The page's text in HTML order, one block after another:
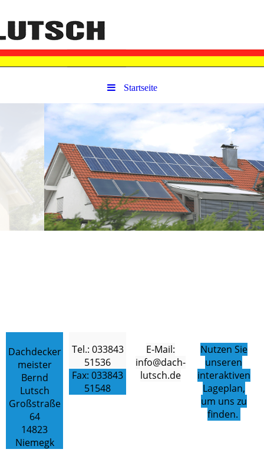
Startseite
Dachdecker
meister
Bernd
Lutsch
Großstraße
64
14823
Niemegk
Tel.: 033843
51536
Fax: 033843
51548
E-Mail:
info@dach-
lutsch.de
Nutzen Sie
unseren
interaktiven
Lageplan,
um uns zu
finden.